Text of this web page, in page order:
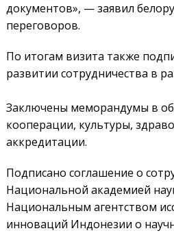
документов», — заявил
переговоров.
По итогам визита также
развитии сотрудничества в
Заключены меморандумы в
кооперации, культуры,
аккредитации.
Подписано соглашение о
Национальной академией
Национальным агентством
инноваций Индонезии о